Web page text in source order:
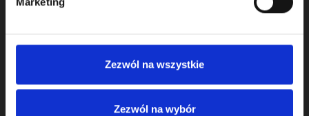
Zezwól na wszystkie
Zezwól na wybór